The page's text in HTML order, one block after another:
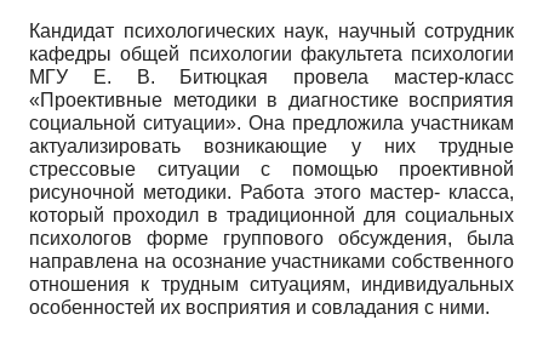
Кандидат психологических наук, научный сотрудник
кафедры общей психологии факультета психологии
МГУ Е. В. Битюцкая провела мастер-класс
«Проективные методики в диагностике восприятия
социальной ситуации». Она предложила участникам
актуализировать возникающие у них трудные
стрессовые ситуации с помощью проективной
рисуночной методики. Работа этого мастер- класса,
который проходил в традиционной для социальных
психологов форме группового обсуждения, была
направлена на осознание участниками собственного
отношения к трудным ситуациям, индивидуальных
особенностей их восприятия и совладания с ними.